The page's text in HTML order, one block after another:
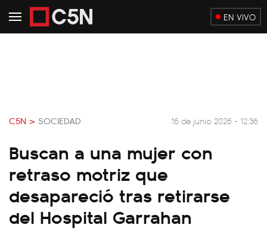
EN VIVO
C5N > SOCIEDAD 16 de junio 2026 - 12:36
Buscan a una mujer con
retraso motriz que
desapareció tras retirarse
del Hospital Garrahan